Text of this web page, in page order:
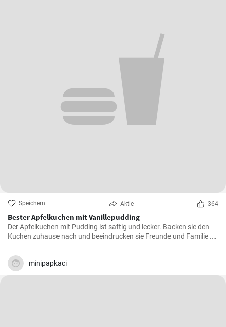
Speichern Aktie 364
Bester Apfelkuchen mit Vanillepudding
Der Apfelkuchen mit Pudding ist saftig und lecker. Backen sie den
Kuchen zuhause nach und beeindrucken sie Freunde und Familie .
Passend zur Herbstzeit in der Apfelernte.
minipapkaci